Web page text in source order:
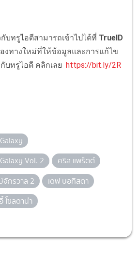
บทรูไอดีสามารถเข้าไปได้ที่ TrueID
งทางใหม่ที่ให้ข้อมูลและการแก้ไข
บทรูไอดี คลิกเลย https://bit.ly/2R
Vol. 2
คริส แพร็ตต์
กรวาล 2
เดฟ บอทิสตา
โซลดาน่า